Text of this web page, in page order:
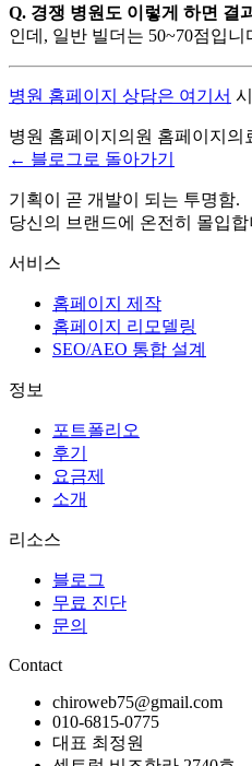
Q. 경쟁 병원도 이렇게 하면 결
인데, 일반 빌더는 50~70점입
병원 홈페이지 상담은 여기서
병원 홈페이지 의원 홈페이지 의
← 블로그로 돌아가기
기획이 곧 개발이 되는 투명함.
당신의 브랜드에 온전히 몰입합
서비스
홈페이지 제작
홈페이지 리모델링
SEO/AEO 통합 설계
정보
포트폴리오
후기
요금제
소개
리소스
블로그
무료 진단
문의
Contact
chiroweb75@gmail.com
010-6815-0775
대표 최정원